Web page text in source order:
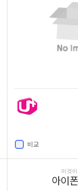
비교
이것
아이